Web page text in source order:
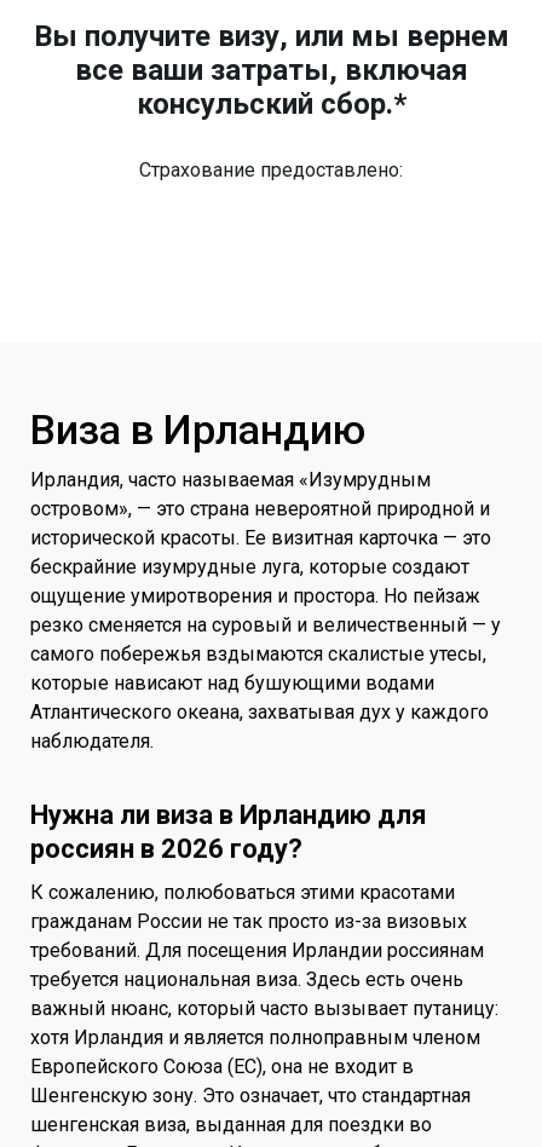
Вы получите визу, или мы вернем
все ваши затраты, включая
консульский сбор.*
Страхование предоставлено:
Виза в Ирландию
Ирландия, часто называемая «Изумрудным
островом», — это страна невероятной природной и
исторической красоты. Ее визитная карточка — это
бескрайние изумрудные луга, которые создают
ощущение умиротворения и простора. Но пейзаж
резко сменяется на суровый и величественный — у
самого побережья вздымаются скалистые утесы,
которые нависают над бушующими водами
Атлантического океана, захватывая дух у каждого
наблюдателя.
Нужна ли виза в Ирландию для
россиян в 2026 году?
К сожалению, полюбоваться этими красотами
гражданам России не так просто из-за визовых
требований. Для посещения Ирландии россиянам
требуется национальная виза. Здесь есть очень
важный нюанс, который часто вызывает путаницу:
хотя Ирландия и является полноправным членом
Европейского Союза (ЕС), она не входит в
Шенгенскую зону. Это означает, что стандартная
шенгенская виза, выданная для поездки во